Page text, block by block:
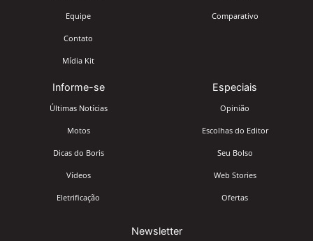
Equipe
Contato
Mídia Kit
Comparativo
Informe-se
Últimas Notícias
Motos
Dicas do Boris
Vídeos
Eletrificação
Especiais
Opinião
Escolhas do Editor
Seu Bolso
Web Stories
Ofertas
Newsletter